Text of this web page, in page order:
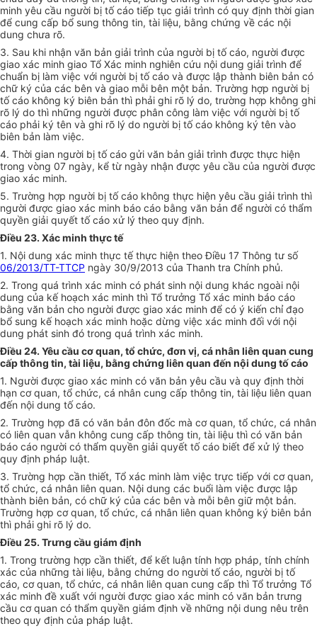
minh yêu cầu người bị tố cáo tiếp tục giải trình có quy định thời gian
để cung cấp bổ sung thông tin, tài liệu, bằng chứng về các nội
dung chưa rõ.
3. Sau khi nhận văn bản giải trình của người bị tố cáo, người được
giao xác minh giao Tổ Xác minh nghiên cứu nội dung giải trình để
chuẩn bị làm việc với người bị tố cáo và được lập thành biên bản có
chữ ký của các bên và giao mỗi bên một bản. Trường hợp người bị
tố cáo không ký biên bản thì phải ghi rõ lý do, trường hợp không ghi
rõ lý do thì những người được phân công làm việc với người bị tố
cáo phải ký tên và ghi rõ lý do người bị tố cáo không ký tên vào
biên bản làm việc.
4. Thời gian người bị tố cáo gửi văn bản giải trình được thực hiện
trong vòng 07 ngày, kể từ ngày nhận được yêu cầu của người được
giao xác minh.
5. Trường hợp người bị tố cáo không thực hiện yêu cầu giải trình thì
người được giao xác minh báo cáo bằng văn bản để người có thẩm
quyền giải quyết tố cáo xử lý theo quy định.
Điều 23. Xác minh thực tế
1. Nội dung xác minh thực tế thực hiện theo Điều 17 Thông tư số
06/2013/TT-TTCP ngày 30/9/2013 của Thanh tra Chính phủ.
2. Trong quá trình xác minh có phát sinh nội dung khác ngoài nội
dung của kế hoạch xác minh thì Tổ trưởng Tổ xác minh báo cáo
bằng văn bản cho người được giao xác minh để có ý kiến chỉ đạo
bổ sung kế hoạch xác minh hoặc dừng việc xác minh đối với nội
dung phát sinh đó trong quá trình xác minh.
Điều 24. Yêu cầu cơ quan, tổ chức, đơn vị, cá nhân liên quan cung
cấp thông tin, tài liệu, bằng chứng liên quan đến nội dung tố cáo
1. Người được giao xác minh có văn bản yêu cầu và quy định thời
hạn cơ quan, tổ chức, cá nhân cung cấp thông tin, tài liệu liên quan
đến nội dung tố cáo.
2. Trường hợp đã có văn bản đôn đốc mà cơ quan, tổ chức, cá nhân
có liên quan vẫn không cung cấp thông tin, tài liệu thì có văn bản
báo cáo người có thẩm quyền giải quyết tố cáo biết để xử lý theo
quy định pháp luật.
3. Trường hợp cần thiết, Tổ xác minh làm việc trực tiếp với cơ quan,
tổ chức, cá nhân liên quan. Nội dung các buổi làm việc được lập
thành biên bản, có chữ ký của các bên và mỗi bên giữ một bản.
Trường hợp cơ quan, tổ chức, cá nhân liên quan không ký biên bản
thì phải ghi rõ lý do.
Điều 25. Trưng cầu giám định
1. Trong trường hợp cần thiết, để kết luận tính hợp pháp, tính chính
xác của những tài liệu, bằng chứng do người tố cáo, người bị tố
cáo, cơ quan, tổ chức, cá nhân liên quan cung cấp thì Tổ trưởng Tổ
xác minh đề xuất với người được giao xác minh có văn bản trưng
cầu cơ quan có thẩm quyền giám định về những nội dung nêu trên
theo quy định của pháp luật.